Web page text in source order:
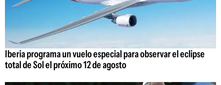
Iberia programa un vuelo especial para observar el eclipse
total de Sol el próximo 12 de agosto